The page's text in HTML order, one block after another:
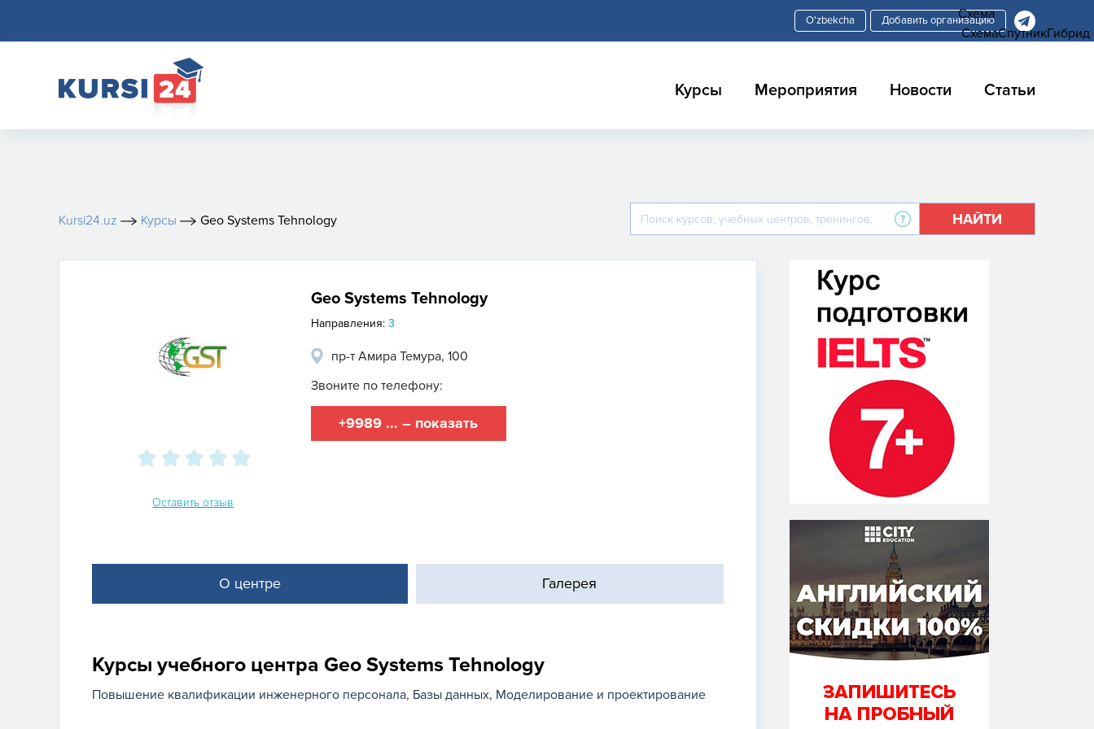
Добавить организацию
Курсы Мероприятия Новости Статьи
Kursi24.uz Курсы Geo Systems Tehnology НАЙТИ
Оставить отзыв
Geo Systems Tehnology
Направления: 3
пр-т Амира Темура, 100
Звоните по телефону:
+9989 ... – показать
О центре Галерея
Курсы учебного центра Geo Systems Tehnology
Повышение квалификации инженерного персонала Базы данных Моделирование и проектирование
Схема
СхемаСпутникГибрид